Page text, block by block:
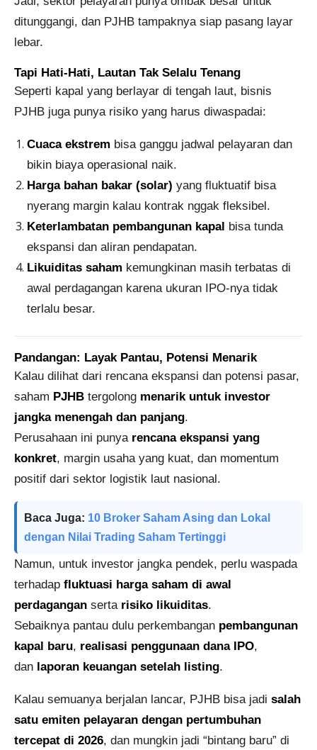
ditunggangi, dan PJHB tampaknya siap pasang layar
lebar.
Tapi Hati-Hati, Lautan Tak Selalu Tenang
Seperti kapal yang berlayar di tengah laut, bisnis
PJHB juga punya risiko yang harus diwaspadai:
Cuaca ekstrem bisa ganggu jadwal pelayaran dan
bikin biaya operasional naik.
Harga bahan bakar (solar) yang fluktuatif bisa
nyerang margin kalau kontrak nggak fleksibel.
Keterlambatan pembangunan kapal bisa tunda
ekspansi dan aliran pendapatan.
Likuiditas saham kemungkinan masih terbatas di
awal perdagangan karena ukuran IPO-nya tidak
terlalu besar.
Pandangan: Layak Pantau, Potensi Menarik
Kalau dilihat dari rencana ekspansi dan potensi pasar,
saham PJHB tergolong menarik untuk investor
jangka menengah dan panjang.
Perusahaan ini punya rencana ekspansi yang
konkret, margin usaha yang kuat, dan momentum
positif dari sektor logistik laut nasional.
Baca Juga: 10 Broker Saham Asing dan Lokal
dengan Nilai Trading Saham Tertinggi
Namun, untuk investor jangka pendek, perlu waspada
terhadap fluktuasi harga saham di awal
perdagangan serta risiko likuiditas.
Sebaiknya pantau dulu perkembangan pembangunan
kapal baru, realisasi penggunaan dana IPO,
dan laporan keuangan setelah listing.
Kalau semuanya berjalan lancar, PJHB bisa jadi salah
satu emiten pelayaran dengan pertumbuhan
tercepat di 2026, dan mungkin jadi “bintang baru” di